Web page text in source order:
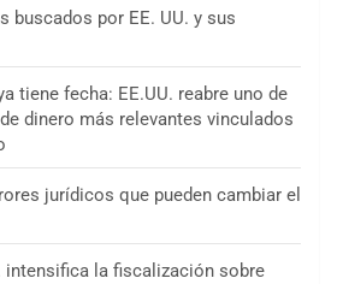
buscados por EE. UU. y sus
tiene fecha: EE.UU. reabre uno de
dinero más relevantes vinculados
jurídicos que pueden cambiar el
intensifica la fiscalización sobre